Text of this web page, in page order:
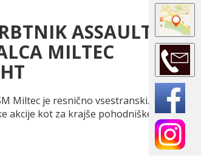
ASSAULT
MILTEC
Miltec je resnično vsestranski.
akcije kot za krajše pohodniške